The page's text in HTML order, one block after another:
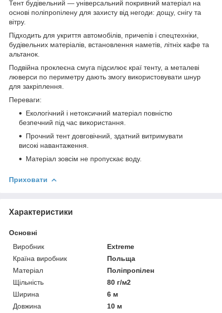
Тент будівельний — універсальний покривний матеріал на
основі поліпропілену для захисту від негоди: дощу, снігу та
вітру.
Підходить для укриття автомобілів, причепів і спецтехніки,
будівельних матеріалів, встановлення наметів, літніх кафе та
альтанок.
Подвійна проклеєна смуга підсилює краї тенту, а металеві
люверси по периметру дають змогу використовувати шнур
для закріплення.
Переваги:
Екологічний і нетоксичний матеріал повністю
безпечний під час використання.
Прочний тент довговічний, здатний витримувати
високі навантаження.
Матеріал зовсім не пропускає воду.
Приховати
Характеристики
Основні
Виробник
Extreme
Країна виробник
Польща
Матеріал
Поліпропілен
Щільність
80 г/м2
Ширина
6 м
Довжина
10 м